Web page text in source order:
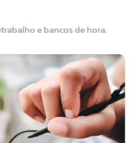
e bancos de hora.